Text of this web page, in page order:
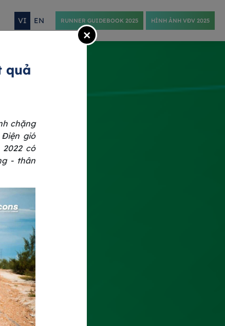
VI EN RUNNER GUIDEBOOK 2025 HÌNH ẢNH VĐV 2025
×
quả
chặng
gió
2022 có
- thân